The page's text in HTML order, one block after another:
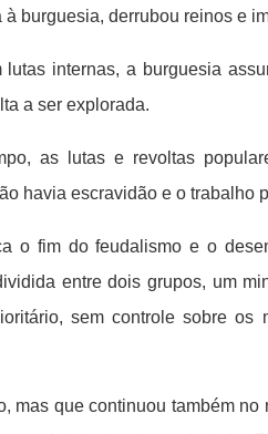
burguesia, derrubou reinos e
lutas internas, a burguesia
a ser explorada.
as lutas e revoltas
havia escravidão e o trabalho
o fim do feudalismo e o
entre dois grupos, um
sem controle sobre
mas que continuou também